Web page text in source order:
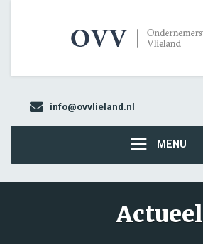
info@ovvlieland.nl
MENU
Actueel